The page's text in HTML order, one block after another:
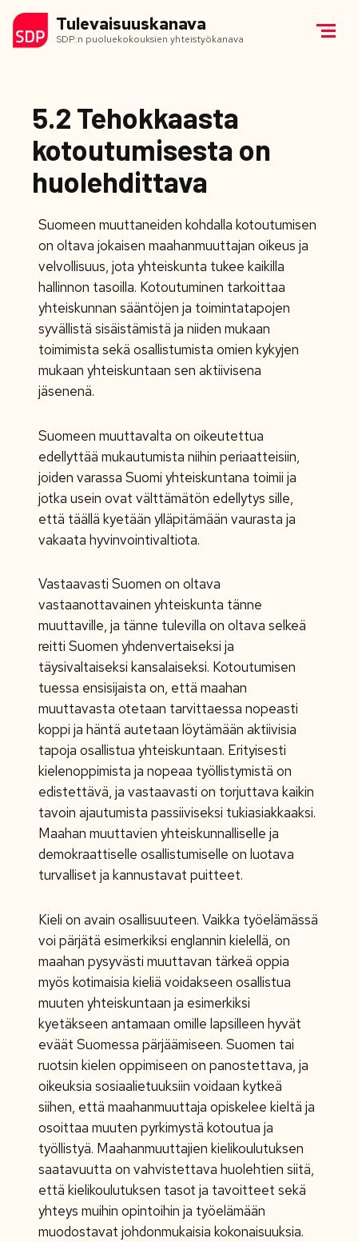
Tulevaisuuskanava
SDP:n puoluekokouksien yhteistyökanava
5.2 Tehokkaasta
kotoutumisesta on
huolehdittava
Suomeen muuttaneiden kohdalla kotoutumisen
on oltava jokaisen maahanmuuttajan oikeus ja
velvollisuus, jota yhteiskunta tukee kaikilla
hallinnon tasoilla. Kotoutuminen tarkoittaa
yhteiskunnan sääntöjen ja toimintatapojen
syvällistä sisäistämistä ja niiden mukaan
toimimista sekä osallistumista omien kykyjen
mukaan yhteiskuntaan sen aktiivisena
jäsenenä.
Suomeen muuttavalta on oikeutettua
edellyttää mukautumista niihin periaatteisiin,
joiden varassa Suomi yhteiskuntana toimii ja
jotka usein ovat välttämätön edellytys sille,
että täällä kyetään ylläpitämään vaurasta ja
vakaata hyvinvointivaltiota.
Vastaavasti Suomen on oltava
vastaanottavainen yhteiskunta tänne
muuttaville, ja tänne tulevilla on oltava selkeä
reitti Suomen yhdenvertaiseksi ja
täysivaltaiseksi kansalaiseksi. Kotoutumisen
tuessa ensisijaista on, että maahan
muuttavasta otetaan tarvittaessa nopeasti
koppi ja häntä autetaan löytämään aktiivisia
tapoja osallistua yhteiskuntaan. Erityisesti
kielenoppimista ja nopeaa työllistymistä on
edistettävä, ja vastaavasti on torjuttava kaikin
tavoin ajautumista passiiviseksi tukiasiakkaaksi.
Maahan muuttavien yhteiskunnalliselle ja
demokraattiselle osallistumiselle on luotava
turvalliset ja kannustavat puitteet.
Kieli on avain osallisuuteen. Vaikka työelämässä
voi pärjätä esimerkiksi englannin kielellä, on
maahan pysyvästi muuttavan tärkeä oppia
myös kotimaisia kieliä voidakseen osallistua
muuten yhteiskuntaan ja esimerkiksi
kyetäkseen antamaan omille lapsilleen hyvät
eväät Suomessa pärjäämiseen. Suomen tai
ruotsin kielen oppimiseen on panostettava, ja
oikeuksia sosiaalietuuksiin voidaan kytkeä
siihen, että maahanmuuttaja opiskelee kieltä ja
osoittaa muuten pyrkimystä kotoutua ja
työllistyä. Maahanmuuttajien kielikoulutuksen
saatavuutta on vahvistettava huolehtien siitä,
että kielikoulutuksen tasot ja tavoitteet sekä
yhteys muihin opintoihin ja työelämään
muodostavat johdonmukaisia kokonaisuuksia.